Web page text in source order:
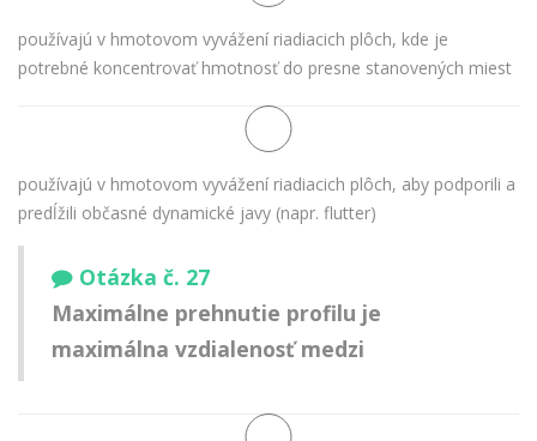
používajú v hmotovom vyvážení riadiacich plôch, kde je
potrebné koncentrovať hmotnosť do presne stanovených miest
používajú v hmotovom vyvážení riadiacich plôch, aby podporili a
predĺžili občasné dynamické javy (napr. flutter)
Otázka č. 27
Maximálne prehnutie profilu je
maximálna vzdialenosť medzi